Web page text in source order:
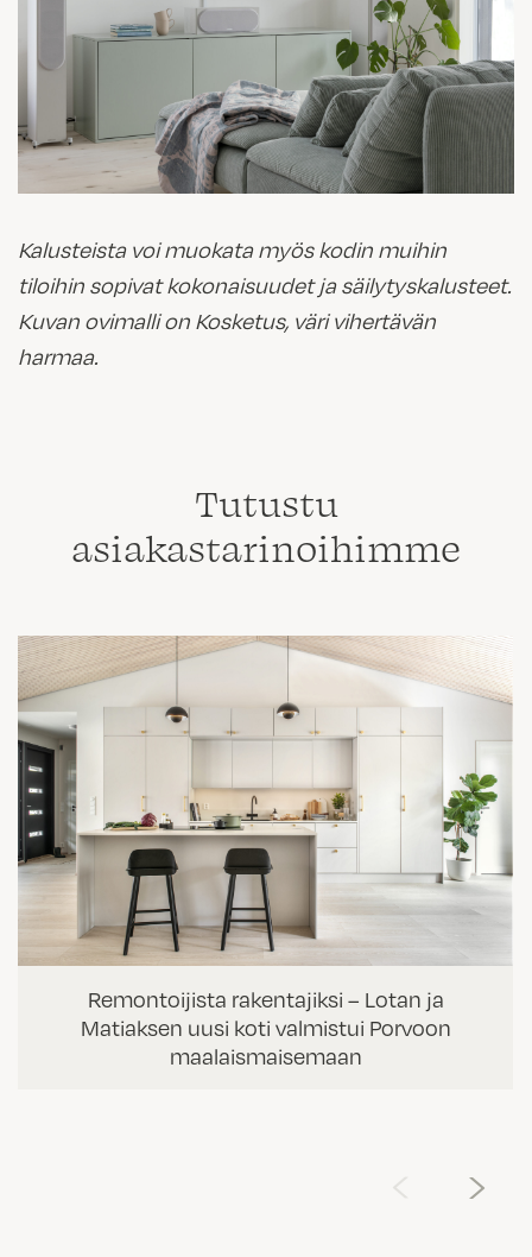
Kalusteista voi muokata myös kodin muihin
tiloihin sopivat kokonaisuudet ja säilytyskalusteet.
Kuvan ovimalli on Kosketus, väri vihertävän
harmaa.
Tutustu
asiakastarinoihimme
Remontoijista rakentajiksi – Lotan ja
Matiaksen uusi koti valmistui Porvoon
maalaismaisemaan
›